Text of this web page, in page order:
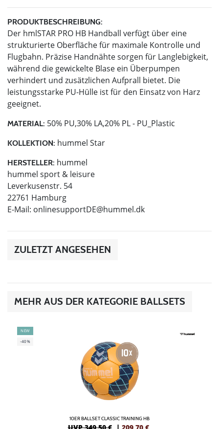
PRODUKTBESCHREIBUNG:
Der hmlSTAR PRO HB Handball verfügt über eine
strukturierte Oberfläche für maximale Kontrolle und
Flugbahn. Präzise Handnähte sorgen für Langlebigkeit,
während die gewickelte Blase ein Überpumpen
verhindert und zusätzlichen Aufprall bietet. Die
leistungsstarke PU-Hülle ist für den Einsatz von Harz
geeignet.
MATERIAL: 50% PU,30% LA,20% PL - PU_Plastic
KOLLEKTION: hummel Star
HERSTELLER: hummel
hummel sport & leisure
Leverkusenstr. 54
22761 Hamburg
E-Mail: onlinesupportDE@hummel.dk
ZULETZT ANGESEHEN
MEHR AUS DER KATEGORIE BALLSETS
NEW
-40%
10ER BALLSET CLASSIC TRAINING HB
UVP 349,50 € | 209,70 €